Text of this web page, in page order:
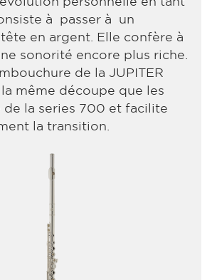
à passer à un
en argent. Elle confère à
sonorité encore plus riche.
de la JUPITER
même découpe que les
de la series 700 et facilite
la transition.